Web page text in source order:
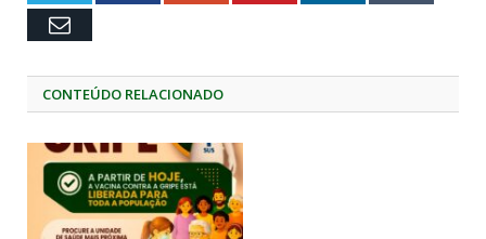
Email
CONTEÚDO RELACIONADO